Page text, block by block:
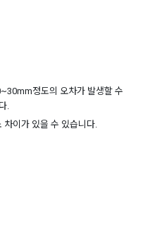
정도의 오차가 발생할 수
.
이가 있을 수 있습니다.